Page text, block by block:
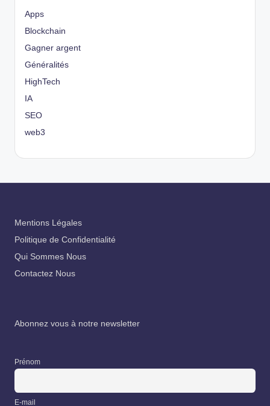
Apps
Blockchain
Gagner argent
Généralités
HighTech
IA
SEO
web3
Mentions Légales
Politique de Confidentialité
Qui Sommes Nous
Contactez Nous
Abonnez vous à notre newsletter
Prénom
E-mail